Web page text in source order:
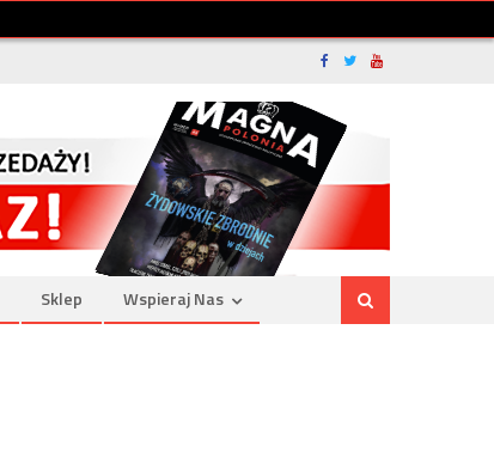
Sklep Wspieraj Nas